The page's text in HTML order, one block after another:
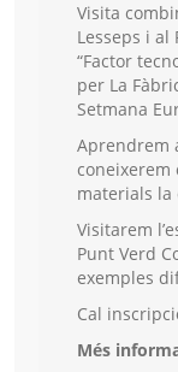
Visita
Lesseps i al
“Factor
per La
Setmana
Aprendrem
coneixerem
materials la
Visitarem
Punt Verd
exemples
Cal
Més